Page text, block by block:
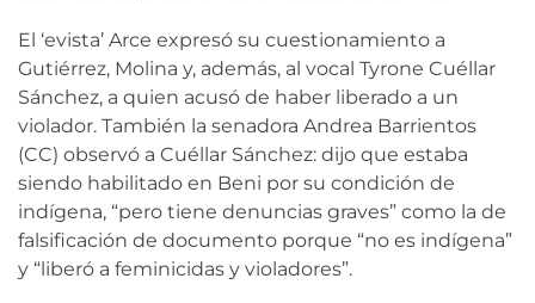
El ‘evista’ Arce expresó su cuestionamiento a
Gutiérrez, Molina y, además, al vocal Tyrone Cuéllar
Sánchez, a quien acusó de haber liberado a un
violador. También la senadora Andrea Barrientos
(CC) observó a Cuéllar Sánchez: dijo que estaba
siendo habilitado en Beni por su condición de
indígena, “pero tiene denuncias graves” como la de
falsificación de documento porque “no es indígena”
y “liberó a feminicidas y violadores”.